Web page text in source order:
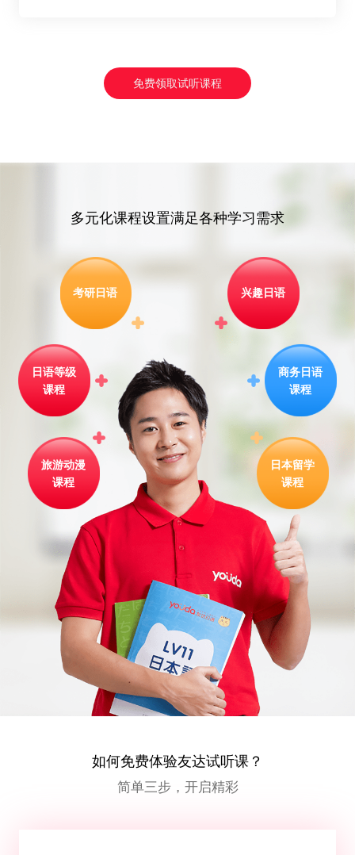
免费领取试听课程
多元化课程设置满足各种学习需求
考研日语 兴趣日语
日语等级
课程
商务日语
课程
旅游动漫
课程
日本留学
课程
如何免费体验友达试听课？
简单三步，开启精彩